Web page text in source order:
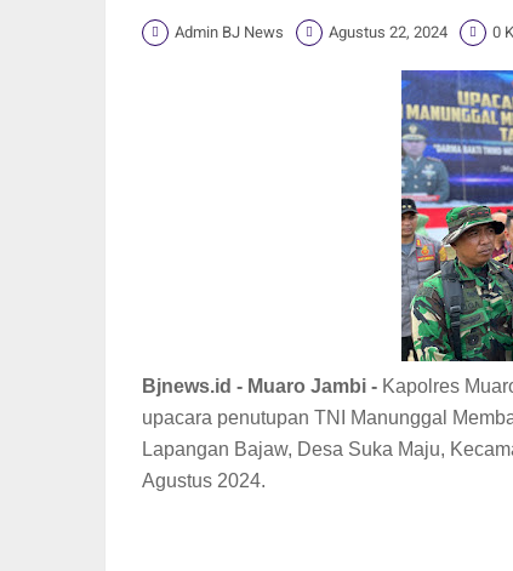
Admin BJ News Agustus 22, 2024 0
Bjnews.id - Muaro Jambi - Kapolres
upacara penutupan TNI Manunggal
Lapangan Bajaw, Desa Suka Maju,
Agustus 2024.